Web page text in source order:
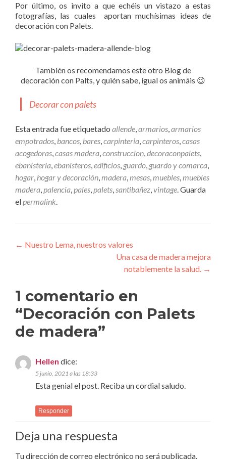
Por último, os invito a que echéis un vistazo a estas
fotografías, las cuales aportan muchísimas ideas de
decoración con Palets.
También os recomendamos este otro Blog de
decoración con Palts, y quién sabe, igual os animáis 😉
Decorar con palets
Esta entrada fue etiquetado allende,armarios,armarios
empotrados, bancos, bares,carpinteria,carpinteros,casas
acogedoras,casas madera,construccion,decoraconpalets,
ebanisteria,ebanisteros,edificios, guardo, guardo y comarca,
hogar, hogar y decoración,madera,mesas,muebles,muebles
madera,palencia,pales,palets,santibañez,vintage. Guarda
elpermalink.
Navegación
← Nuestro Lema, nuestros valores
Una casa de madera mejora
notablemente la salud. →
1 comentario en
“Decoración con Palets
de madera”
Hellen dice:
5 junio, 2021 a las 18:33
Esta genial el post. Reciba un cordial saludo.
Responder
Deja una respuesta
Tu dirección de correo electrónico no será publicada.